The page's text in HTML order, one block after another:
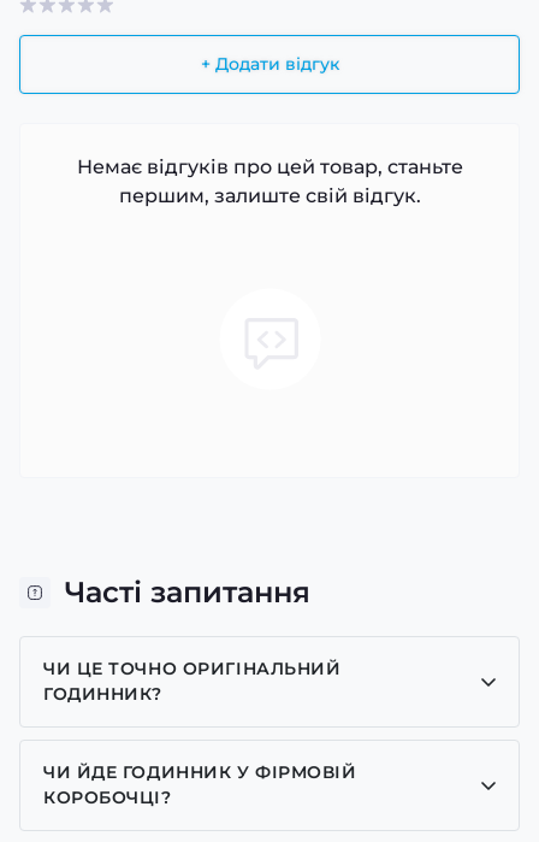
+ Додати відгук
Немає відгуків про цей товар, станьте
першим, залиште свій відгук.
Часті запитання
ЧИ ЦЕ ТОЧНО ОРИГІНАЛЬНИЙ
ГОДИННИК?
Так, усі годинники у нас лише оригінальні, ми є
представником багатьох брендів.
ЧИ ЙДЕ ГОДИННИК У ФІРМОВІЙ
КОРОБОЧЦІ?